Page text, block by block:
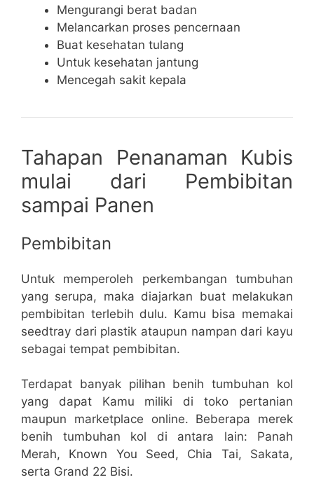
Mengurangi berat badan
Melancarkan proses pencernaan
Buat kesehatan tulang
Untuk kesehatan jantung
Mencegah sakit kepala
Tahapan Penanaman Kubis
mulai dari Pembibitan
sampai Panen
Pembibitan
Untuk memperoleh perkembangan tumbuhan
yang serupa, maka diajarkan buat melakukan
pembibitan terlebih dulu. Kamu bisa memakai
seedtray dari plastik ataupun nampan dari kayu
sebagai tempat pembibitan.
Terdapat banyak pilihan benih tumbuhan kol
yang dapat Kamu miliki di toko pertanian
maupun marketplace online. Beberapa merek
benih tumbuhan kol di antara lain: Panah
Merah, Known You Seed, Chia Tai, Sakata,
serta Grand 22 Bisi.